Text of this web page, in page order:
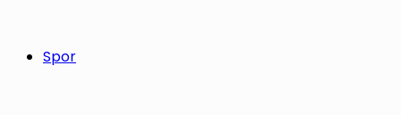
Spor